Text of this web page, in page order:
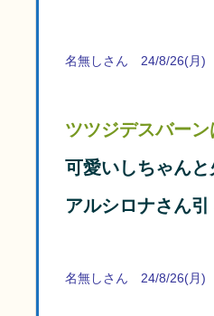
名無しさん 24/8/26(月)
ツツジデスバー
可愛いしちゃん
アルシロナさん
名無しさん 24/8/26(月)